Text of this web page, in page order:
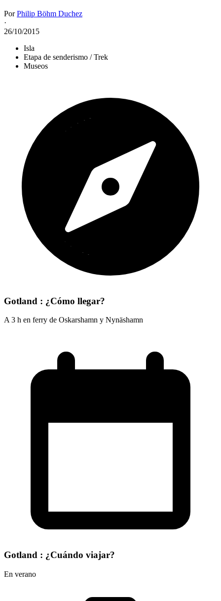
PorPhilip Böhm Duchez
·
26/10/2015
Isla
Etapa de senderismo / Trek
Museos
Gotland : ¿Cómo llegar?
A 3 h en ferry de Oskarshamn y Nynäshamn
Gotland : ¿Cuándo viajar?
En verano